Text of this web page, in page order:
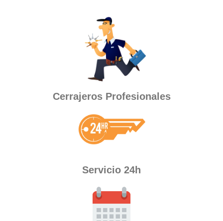
Cerrajeros Profesionales
Servicio 24h